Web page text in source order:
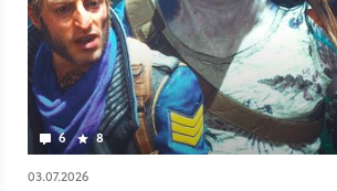
6 8
03.07.2026